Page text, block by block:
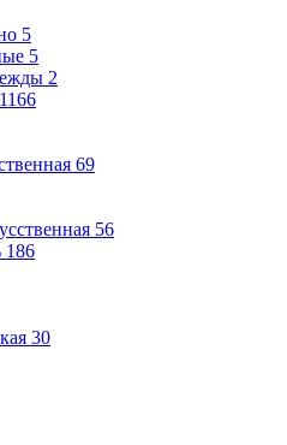
5
5
2
1166
69
56
186
30